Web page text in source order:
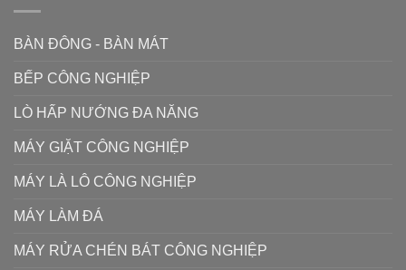
BÀN ĐÔNG - BÀN MÁT
BẾP CÔNG NGHIỆP
LÒ HẤP NƯỚNG ĐA NĂNG
MÁY GIẶT CÔNG NGHIỆP
MÁY LÀ LÔ CÔNG NGHIỆP
MÁY LÀM ĐÁ
MÁY RỬA CHÉN BÁT CÔNG NGHIỆP